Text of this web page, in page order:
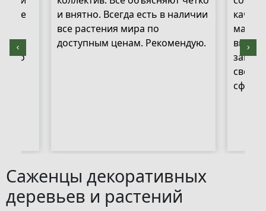
же
и внятно. Всегда есть в наличии
все растения мира по
доступным ценам. Рекомендую.
заказ
Саженцы декоративных
деревьев и растений